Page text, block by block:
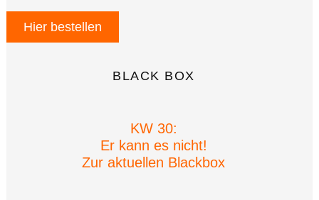
Hier bestellen
BLACK BOX
KW 30:
Er kann es nicht!
Zur aktuellen Blackbox